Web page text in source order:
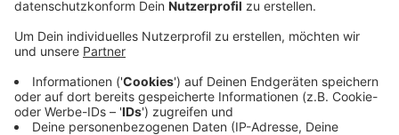
Sein Anwalt sagte, in der Bzeihung zwischen dem
Mann und seinen Eltern hätte es schon lange
Spannungen gegeben.
Der 30-Jährige lebte zusammen mit seinen Eltern